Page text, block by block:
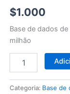
$1.000
Base de dados
milhão
Categoria: Base de